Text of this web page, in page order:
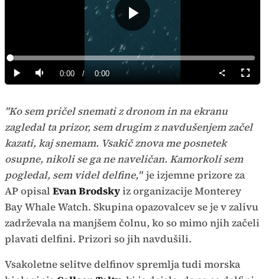
Predvajaj
PredvajajTiho Current
0:00 / Duration
0:00
Loaded:
0%
način
"Ko sem pričel snemati z dronom in na ekranu
zagledal ta prizor, sem drugim z navdušenjem začel
kazati, kaj snemam. Vsakič znova me posnetek
osupne, nikoli se ga ne naveličan. Kamorkoli sem
pogledal, sem videl delfine," je izjemne prizore za
AP opisal Evan Brodskyiz organizacije Monterey
Bay Whale Watch. Skupina opazovalcev se je v zalivu
zadrževala na manjšem čolnu, ko so mimo njih začeli
plavati delfini. Prizori so jih navdušili.
Vsakoletne selitve delfinov spremlja tudi morska